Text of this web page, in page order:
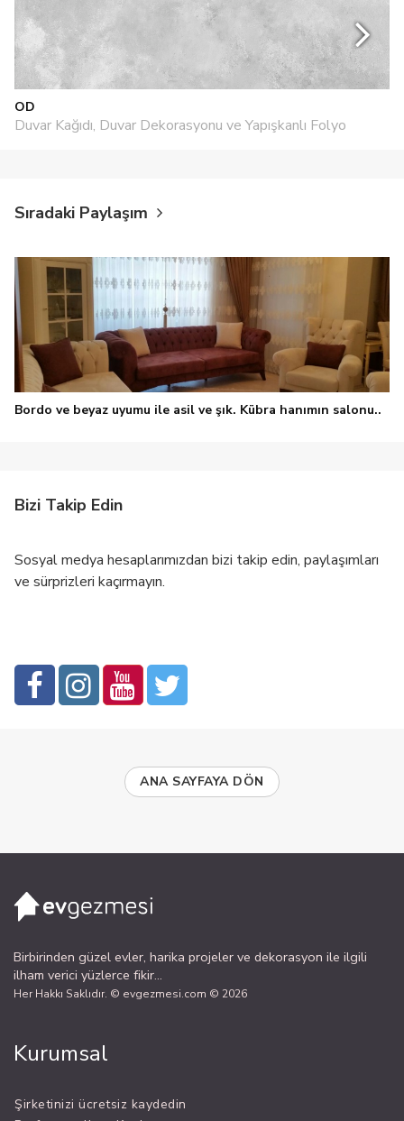
OD
Duvar Kağıdı, Duvar Dekorasyonu ve Yapışkanlı Folyo
Sıradaki Paylaşım
Bordo ve beyaz uyumu ile asil ve şık. Kübra hanımın salonu..
Bizi Takip Edin
Sosyal medya hesaplarımızdan bizi takip edin, paylaşımları
ve sürprizleri kaçırmayın.
ANA SAYFAYA DÖN
Birbirinden güzel evler, harika projeler ve dekorasyon ile ilgili
ilham verici yüzlerce fikir...
Her Hakkı Saklıdır. © evgezmesi.com © 2026
Kurumsal
Şirketinizi ücretsiz kaydedin